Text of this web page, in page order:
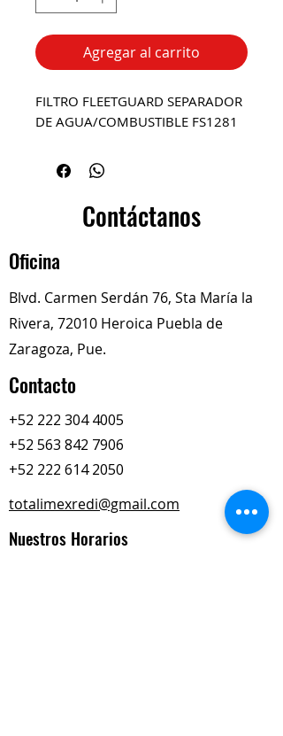
Agregar al carrito
FILTRO FLEETGUARD SEPARADOR
DE AGUA/COMBUSTIBLE FS1281
Contáctanos
Oficina
Blvd. Carmen Serdán 76, Sta María la
Rivera, 72010 Heroica Puebla de
Zaragoza, Pue.
Contacto
+52 222 304 4005
+52 563 842 7906
+52 222 614 2050
totalimexredi@gmail.com
Nuestros Horarios